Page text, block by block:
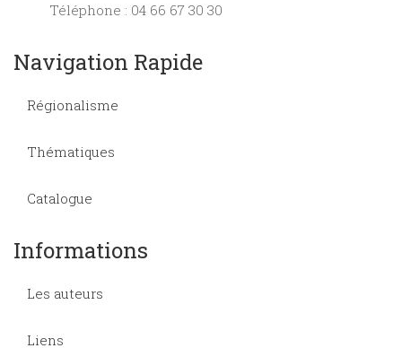
Téléphone : 04 66 67 30 30
Navigation Rapide
Régionalisme
Thématiques
Catalogue
Informations
Les auteurs
Liens